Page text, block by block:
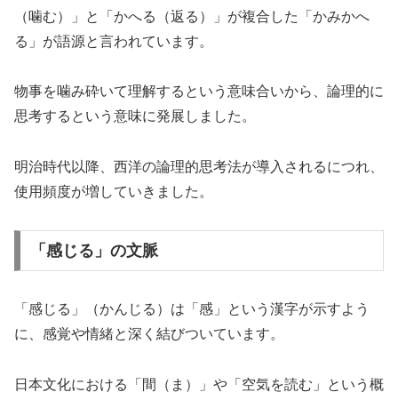
（噛む）」と「かへる（返る）」が複合した「かみかへ
る」が語源と言われています。
物事を噛み砕いて理解するという意味合いから、論理的に
思考するという意味に発展しました。
明治時代以降、西洋の論理的思考法が導入されるにつれ、
使用頻度が増していきました。
「感じる」の文脈
「感じる」（かんじる）は「感」という漢字が示すよう
に、感覚や情緒と深く結びついています。
日本文化における「間（ま）」や「空気を読む」という概